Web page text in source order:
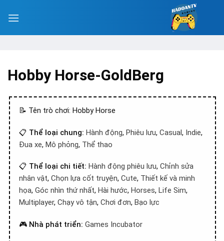
Hobby Horse-GoldBerg
📝 Tên trò chơi: Hobby Horse
📋 Thể loại chung: Hành động, Phiêu lưu, Casual, Indie,
Đua xe, Mô phỏng, Thể thao
📋 Thể loại chi tiết: Hành động phiêu lưu, Chỉnh sửa
nhân vật, Chọn lựa cốt truyện, Cute, Thiết kế và minh
họa, Góc nhìn thứ nhất, Hài hước, Horses, Life Sim,
Multiplayer, Chạy vô tận, Chơi đơn, Bạo lực
🎮 Nhà phát triển: Games Incubator